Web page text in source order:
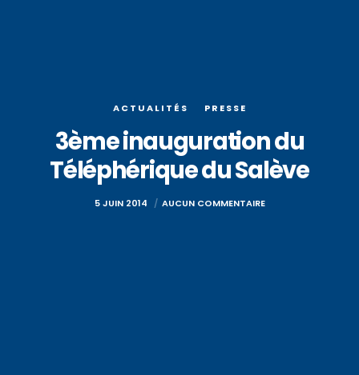
ACTUALITÉS PRESSE
3ème inauguration du
Téléphérique du Salève
5 JUIN 2014 AUCUN COMMENTAIRE